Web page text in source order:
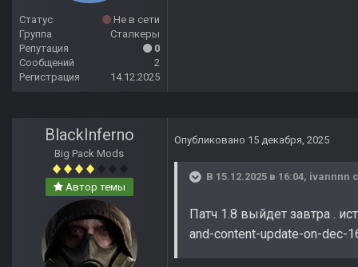
Статус
Не в сети
Группа
Сталкеры
Репутация
0
Сообщений
2
Регистрация
14.12.2025
BlackInferno
Big Pack Mods
Автор темы
Опубликовано 15 декабря, 2025
В 15.12.2025 в 16:04, ivannnn
Патч 1.8 выйдет завтра .
and-content-update-on-dec-